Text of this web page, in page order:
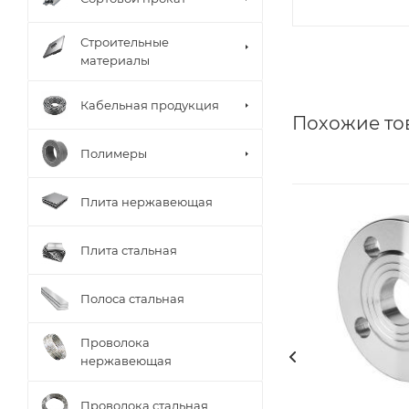
Похожие
Строительные
материалы
Кабельная продукция
Полимеры
Плита нержавеющая
Плита стальная
Полоса стальная
Проволока
нержавеющая
Проволока стальная